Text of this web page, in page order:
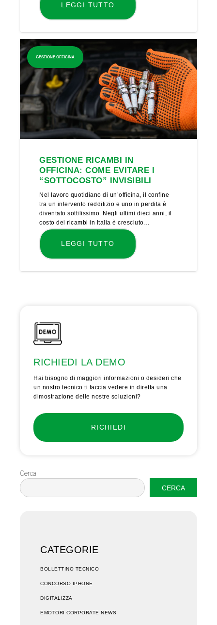
LEGGI TUTTO
GESTIONE OFFICINA
GESTIONE RICAMBI IN
OFFICINA: COME EVITARE I
“SOTTOCOSTO” INVISIBILI
Nel lavoro quotidiano di un’officina, il confine
tra un intervento redditizio e uno in perdita è
diventato sottilissimo. Negli ultimi dieci anni, il
costo dei ricambi in Italia è cresciuto…
LEGGI TUTTO
RICHIEDI LA DEMO
Hai bisogno di maggiori informazioni o desideri che
un nostro tecnico ti faccia vedere in diretta una
dimostrazione delle nostre soluzioni?
RICHIEDI
Cerca
CERCA
CATEGORIE
BOLLETTINO TECNICO
CONCORSO IPHONE
DIGITALIZZA
EMOTORI CORPORATE NEWS